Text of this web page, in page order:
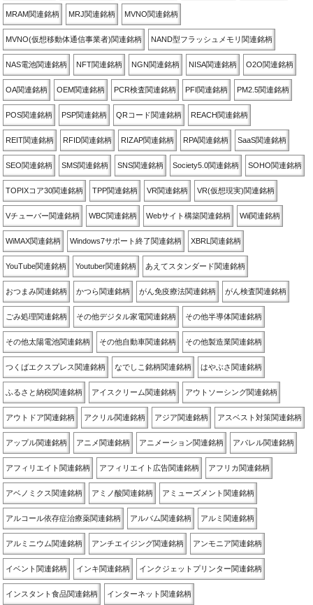
MRAM関連銘柄 MRJ関連銘柄 MVNO関連銘柄
MVNO(仮想移動体通信事業者)関連銘柄 NAND型フラッシュメモリ関連銘柄
NAS電池関連銘柄 NFT関連銘柄 NGN関連銘柄 NISA関連銘柄 O2O関連銘柄
OA関連銘柄 OEM関連銘柄 PCR検査関連銘柄 PFI関連銘柄 PM2.5関連銘柄
POS関連銘柄 PSP関連銘柄 QRコード関連銘柄 REACH関連銘柄
REIT関連銘柄 RFID関連銘柄 RIZAP関連銘柄 RPA関連銘柄 SaaS関連銘柄
SEO関連銘柄 SMS関連銘柄 SNS関連銘柄 Society5.0関連銘柄 SOHO関連銘柄
TOPIXコア30関連銘柄 TPP関連銘柄 VR関連銘柄 VR(仮想現実)関連銘柄
Vチューバー関連銘柄 WBC関連銘柄 Webサイト構築関連銘柄 Wii関連銘柄
WiMAX関連銘柄 Windows7サポート終了関連銘柄 XBRL関連銘柄
YouTube関連銘柄 Youtuber関連銘柄 あえてスタンダード関連銘柄
おつまみ関連銘柄 かつら関連銘柄 がん免疫療法関連銘柄 がん検査関連銘柄
ごみ処理関連銘柄 その他デジタル家電関連銘柄 その他半導体関連銘柄
その他太陽電池関連銘柄 その他自動車関連銘柄 その他製造業関連銘柄
つくばエクスプレス関連銘柄 なでしこ銘柄関連銘柄 はやぶさ関連銘柄
ふるさと納税関連銘柄 アイスクリーム関連銘柄 アウトソーシング関連銘柄
アウトドア関連銘柄 アクリル関連銘柄 アジア関連銘柄 アスベスト対策関連銘柄
アップル関連銘柄 アニメ関連銘柄 アニメーション関連銘柄 アパレル関連銘柄
アフィリエイト関連銘柄 アフィリエイト広告関連銘柄 アフリカ関連銘柄
アベノミクス関連銘柄 アミノ酸関連銘柄 アミューズメント関連銘柄
アルコール依存症治療薬関連銘柄 アルバム関連銘柄 アルミ関連銘柄
アルミニウム関連銘柄 アンチエイジング関連銘柄 アンモニア関連銘柄
イベント関連銘柄 インキ関連銘柄 インクジェットプリンター関連銘柄
インスタント食品関連銘柄 インターネット関連銘柄